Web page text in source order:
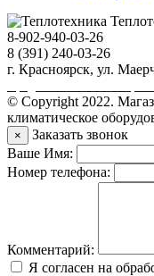
8-902-940-03-26
8 (391) 240-03-26
г. Красноярск, ул.
© Copyright 2022.
климатическое
×
Заказать звонок
Ваше Имя:
Номер телефона:
Комментарий:
Я согласен на